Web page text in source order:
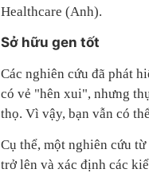
Healthcare (Anh).
Sở hữu gen tốt
Các nghiên cứu đã phát
có vẻ "hên xui", nhưng
thọ. Vì vậy, bạn vẫn có
Cụ thể, một nghiên cứu
trở lên và xác định các